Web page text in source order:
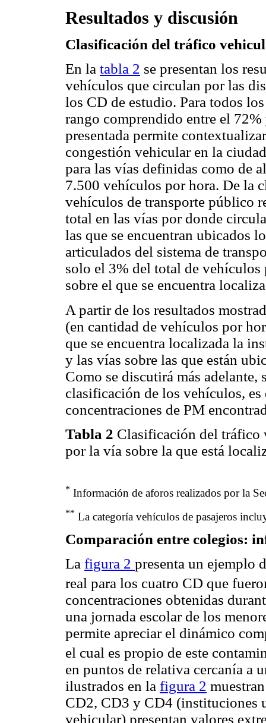
Resultados y discusión
Clasificación del tráfico
En la tabla 2 se presentan los
vehículos que circulan por las
los CD de estudio. Para todos
rango comprendido entre el
presentada permite
congestión vehicular en la
para las vías definidas como de
7.500 vehículos por hora. De la
vehículos de transporte público
total en las vías por donde
las que se encuentran ubicados
articulados del sistema de
solo el 3% del total de
sobre el que se encuentra
A partir de los resultados
(en cantidad de vehículos por
que se encuentra localizada la
y las vías sobre las que están
Como se discutirá más
clasificación de los vehículos,
concentraciones de PM
Tabla 2 Clasificación del tráfico
por la vía sobre la que está
* Información de aforos realizados por la
** La categoría vehículos de pasajeros
Comparación entre colegios:
La figura 2 presenta un ejemplo
real para los cuatro CD que
concentraciones obtenidas
una jornada escolar de los
permite apreciar el dinámico
el cual es propio de este
en puntos de relativa cercanía a
ilustrados en la figura 2
CD2, CD3 y CD4 (instituciones
vehicular) presentan valores